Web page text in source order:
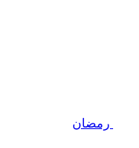
رمضان